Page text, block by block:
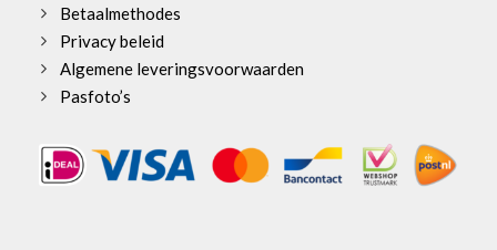
Betaalmethodes
Privacy beleid
Algemene leveringsvoorwaarden
Pasfoto’s